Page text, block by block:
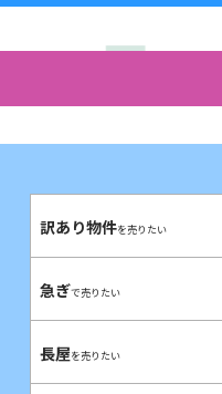
訳あり物件を売りたい
急ぎで売りたい
長屋を売りたい